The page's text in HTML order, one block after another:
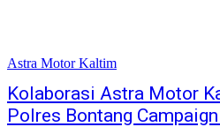
Astra Motor Kaltim
Kolaborasi Astra Motor
Polres Bontang